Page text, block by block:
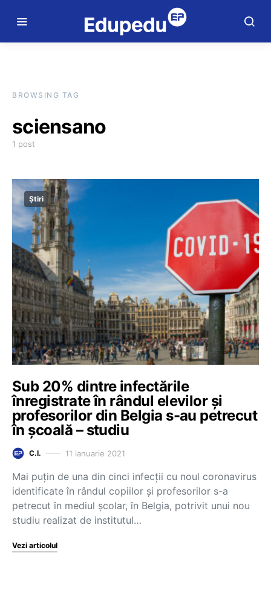
BROWSING TAG
sciensano
1 post
Știri
Sub 20% dintre infectările
înregistrate în rândul elevilor și
profesorilor din Belgia s-au petrecut
în școală – studiu
C.I. 11 ianuarie 2021
Mai puțin de una din cinci infecții cu noul coronavirus
identificate în rândul copiilor și profesorilor s-a
petrecut în mediul școlar, în Belgia, potrivit unui nou
studiu realizat de institutul…
Vezi articolul